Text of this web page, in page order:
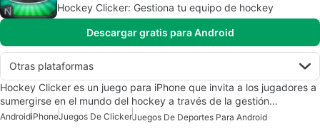
Hockey Clicker: Gestiona tu equipo de hockey
Descargar gratis para Android
Otras plataformas
Hockey Clicker es un juego para iPhone que invita a los jugadores a
sumergirse en el mundo del hockey a través de la gestión…
AndroidiPhoneJuegos De ClickerJuegos De Deportes Para Android